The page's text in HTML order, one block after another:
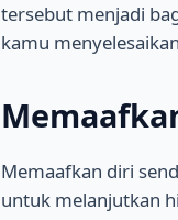
tersebut menjadi
kamu
Memaafkan diri
untuk melanjutkan